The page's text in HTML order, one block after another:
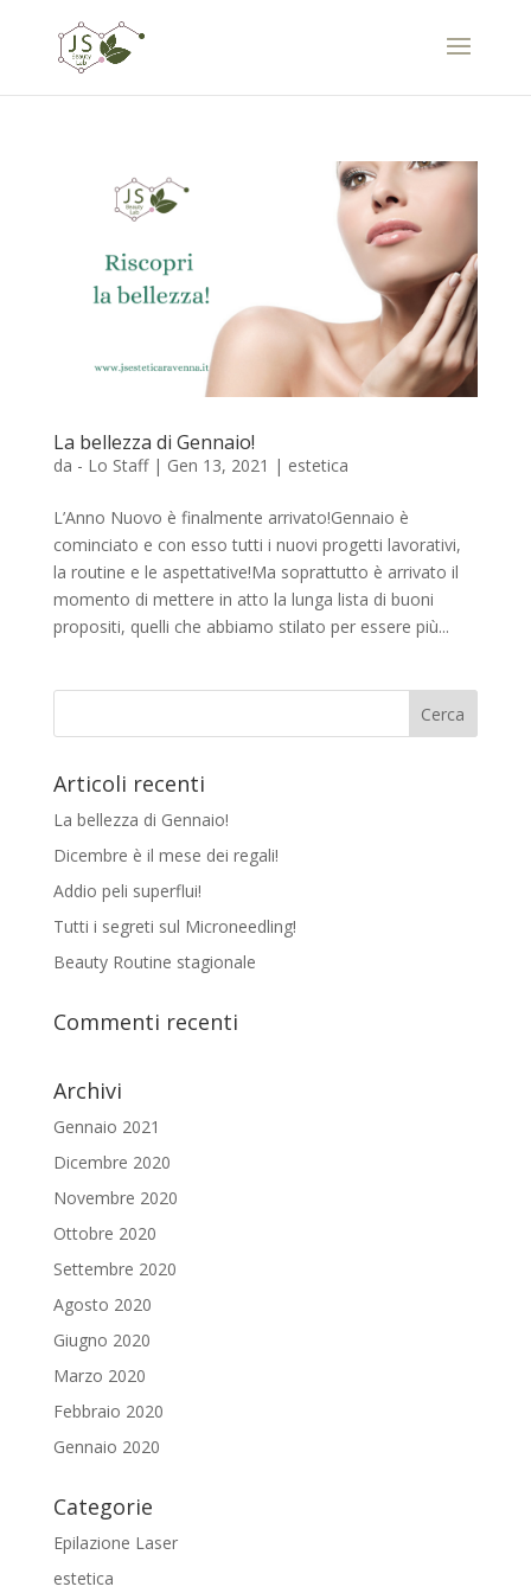
La bellezza di Gennaio!
da - Lo Staff| Gen 13, 2021 | estetica
L’Anno Nuovo è finalmente arrivato!Gennaio è
cominciato e con esso tutti i nuovi progetti lavorativi,
la routine e le aspettative!Ma soprattutto è arrivato il
momento di mettere in atto la lunga lista di buoni
propositi, quelli che abbiamo stilato per essere più...
Articoli recenti
La bellezza di Gennaio!
Dicembre è il mese dei regali!
Addio peli superflui!
Tutti i segreti sul Microneedling!
Beauty Routine stagionale
Commenti recenti
Archivi
Gennaio 2021
Dicembre 2020
Novembre 2020
Ottobre 2020
Settembre 2020
Agosto 2020
Giugno 2020
Marzo 2020
Febbraio 2020
Gennaio 2020
Categorie
Epilazione Laser
estetica